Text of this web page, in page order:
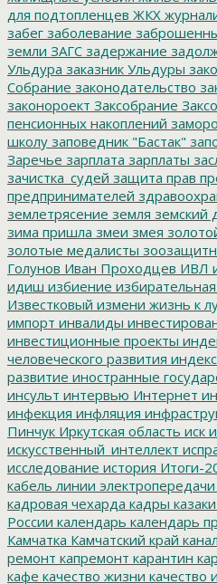
для подтопленцев ЖКХ
забег заболевание
земли ЗАГС задержание
Ульдура заказник Ульдуры
Собрание законодательство
законороект Заксобрание
пенсионных накоплений
школу заповедник "Бастак"
Заречье зарплата зарплаты
зачистка_судей защита прав
предпринимателей
землетрясение земля земский
зима пришла змеи змея
золотые медалисты
Голунов Иван Проходцев ИВЛ
идиш избиение
Известковый измени жизнь к
импорт инвалиды
инвестиционные проекты
человеческого развития
развитие иностранные
инсульт интервью Интернет
инфекция инфляция
Пинчук Иркутская область иск
искусственный_интеллект
исследование история Итоги-
кабель линии электропередачи
кадровая чехарда кадры казаки
России календарь календарь
Камчатка Камчатский край
ремонт капремонт карантин
кафе качество жизни качество